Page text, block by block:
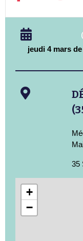
jeudi 4 mars
35
+
−